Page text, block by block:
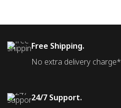
Free Shipping.
No extra delivery charge*
24/7 Support.